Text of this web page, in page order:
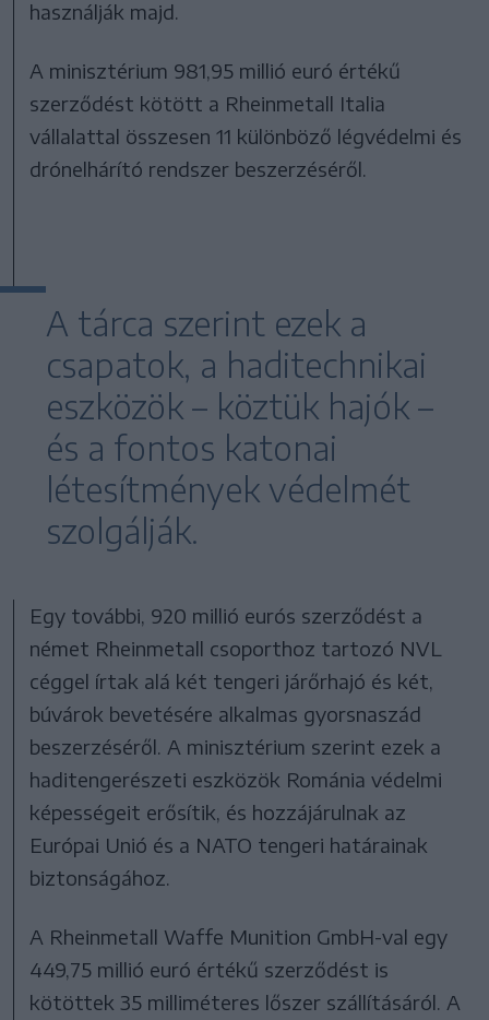
használják majd.
A minisztérium 981,95 millió euró értékű
szerződést kötött a Rheinmetall Italia
vállalattal összesen 11 különböző légvédelmi és
drónelhárító rendszer beszerzéséről.
A tárca szerint ezek a
csapatok, a haditechnikai
eszközök – köztük hajók –
és a fontos katonai
létesítmények védelmét
szolgálják.
Egy további, 920 millió eurós szerződést a
német Rheinmetall csoporthoz tartozó NVL
céggel írtak alá két tengeri járőrhajó és két,
búvárok bevetésére alkalmas gyorsnaszád
beszerzéséről. A minisztérium szerint ezek a
haditengerészeti eszközök Románia védelmi
képességeit erősítik, és hozzájárulnak az
Európai Unió és a NATO tengeri határainak
biztonságához.
A Rheinmetall Waffe Munition GmbH-val egy
449,75 millió euró értékű szerződést is
kötöttek 35 milliméteres lőszer szállításáról. A